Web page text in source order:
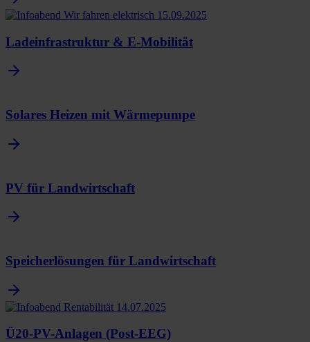
Ladeinfrastruktur & E-Mobilität
Solares Heizen mit Wärmepumpe
PV für Landwirtschaft
Speicherlösungen für Landwirtschaft
Ü20-PV-Anlagen (Post-EEG)